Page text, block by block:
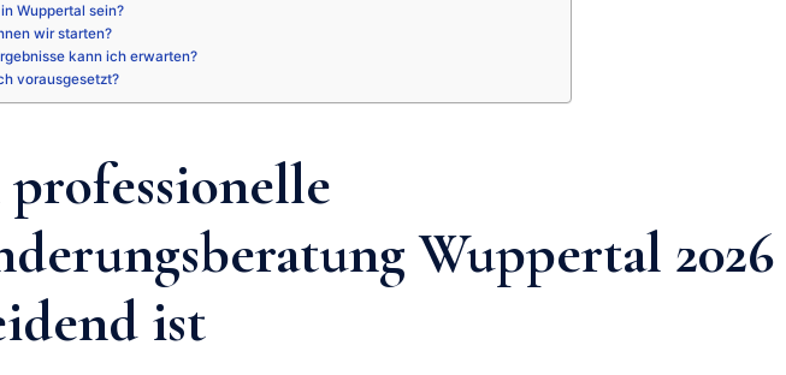
Wuppertal sein?
wir starten?
kann ich erwarten?
vorausgesetzt?
Wuppertal 2026
ist